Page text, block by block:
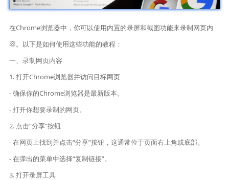
在Chrome浏览器中，你可以使用内置的录屏和截图功能来录制网页内
容。以下是如何使用这些功能的教程：
一、录制网页内容
1. 打开Chrome浏览器并访问目标网页
- 确保你的Chrome浏览器是最新版本。
- 打开你想要录制的网页。
2. 点击“分享”按钮
- 在网页上找到并点击“分享”按钮，这通常位于页面右上角或底部。
- 在弹出的菜单中选择“复制链接”。
3. 打开录屏工具